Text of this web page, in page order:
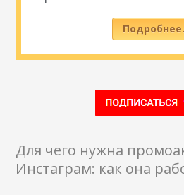
Для чего нужна
Инстаграм: как она